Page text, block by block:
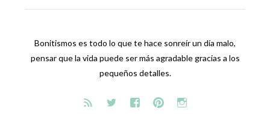
Bonitismos es todo lo que te hace sonreír un día malo,
pensar que la vida puede ser más agradable gracias a los
pequeños detalles.